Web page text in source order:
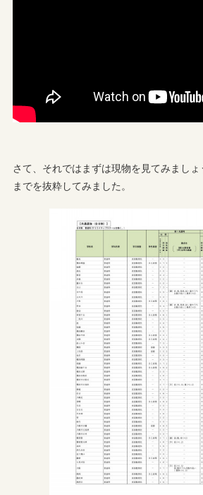
さて、それではまずは現物を見てみまし
までを抜粋してみました。